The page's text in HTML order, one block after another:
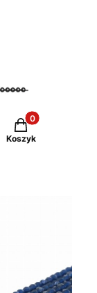
Produkty w
Koszyk